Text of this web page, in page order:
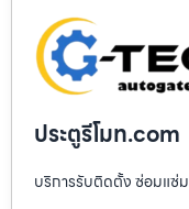
ประตูรีโมท.com
บริการรับติดตั้ง ซ่อมแซ่